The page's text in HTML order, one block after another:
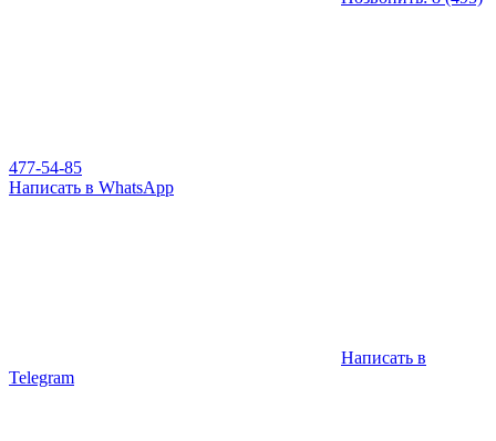
477-54-85
Написать в WhatsApp
Написать в
Telegram